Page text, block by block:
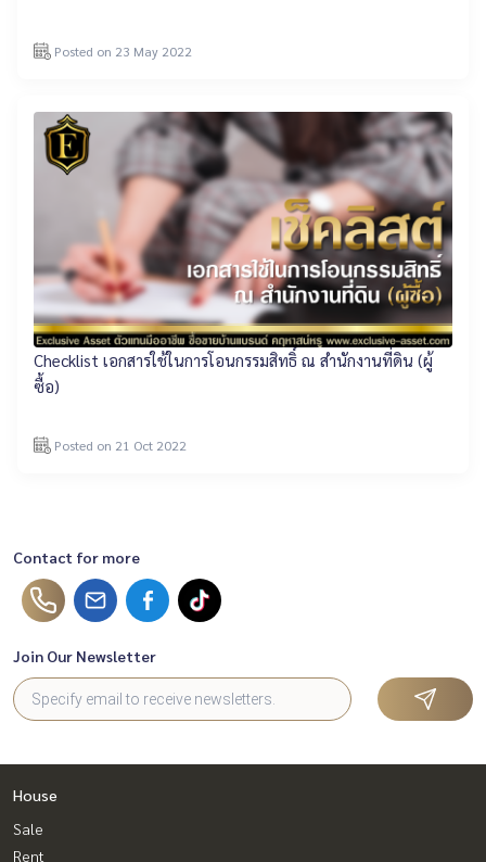
Posted on 23 May 2022
Checklist เอกสารใช้ในการโอนกรรมสิทธิ์ ณ สำนักงานที่ดิน (ผู้
ซื้อ)
Posted on 21 Oct 2022
Contact for more
Join Our Newsletter
House
Sale
Rent